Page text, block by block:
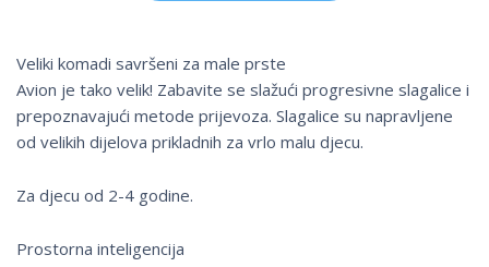
Veliki komadi savršeni za male prste
Avion je tako velik! Zabavite se slažući progresivne slagalice i
prepoznavajući metode prijevoza. Slagalice su napravljene
od velikih dijelova prikladnih za vrlo malu djecu.
Za djecu od 2-4 godine.
Prostorna inteligencija